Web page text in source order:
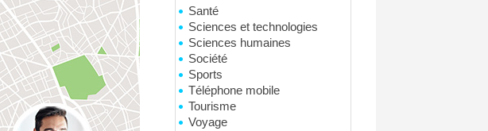
Santé
Sciences et technologies
Sciences humaines
Société
Sports
Téléphone mobile
Tourisme
Voyage